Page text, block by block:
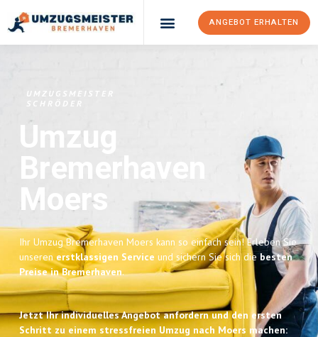
ANGEBOT ERHALTEN
UMZUGSMEISTER
SCHRÖDER
Umzug
Bremerhaven
Moers
Ihr Umzug Bremerhaven Moers kann so einfach sein! Erleben Sie
unseren erstklassigen Service und sichern Sie sich diebesten
Preise in Bremerhaven.
Jetzt Ihr individuelles Angebot anfordern und den ersten
Schritt zu einem stressfreien Umzug nach Moers machen: